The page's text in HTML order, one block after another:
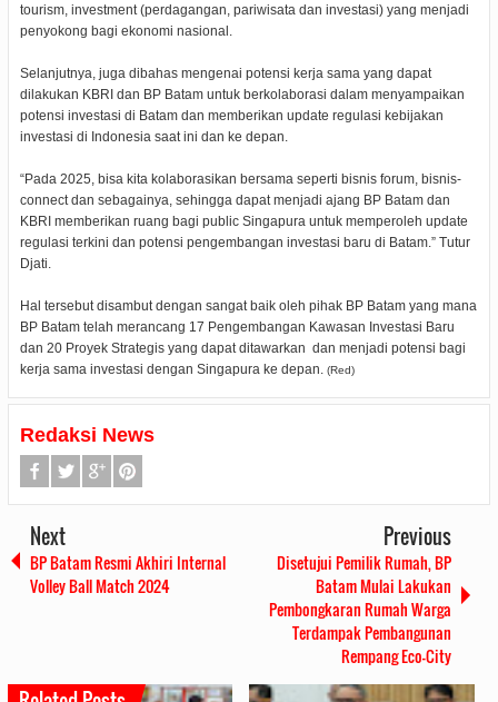
tourism, investment (perdagangan, pariwisata dan investasi) yang menjadi
penyokong bagi ekonomi nasional.
Selanjutnya, juga dibahas mengenai potensi kerja sama yang dapat
dilakukan KBRI dan BP Batam untuk berkolaborasi dalam menyampaikan
potensi investasi di Batam dan memberikan update regulasi kebijakan
investasi di Indonesia saat ini dan ke depan.
“Pada 2025, bisa kita kolaborasikan bersama seperti bisnis forum, bisnis-
connect dan sebagainya, sehingga dapat menjadi ajang BP Batam dan
KBRI memberikan ruang bagi public Singapura untuk memperoleh update
regulasi terkini dan potensi pengembangan investasi baru di Batam.” Tutur
Djati.
Hal tersebut disambut dengan sangat baik oleh pihak BP Batam yang mana
BP Batam telah merancang 17 Pengembangan Kawasan Investasi Baru
dan 20 Proyek Strategis yang dapat ditawarkan dan menjadi potensi bagi
kerja sama investasi dengan Singapura ke depan. (Red)
Redaksi News
Next
BP Batam Resmi Akhiri Internal
Volley Ball Match 2024
Previous
Disetujui Pemilik Rumah, BP
Batam Mulai Lakukan
Pembongkaran Rumah Warga
Terdampak Pembangunan
Rempang Eco-City